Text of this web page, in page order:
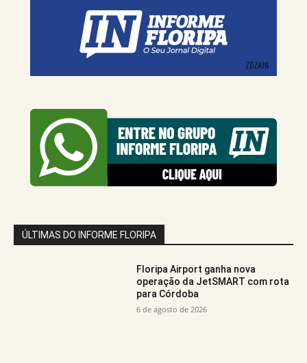
ÚLTIMAS DO INFORME FLORIPA
Floripa Airport ganha nova
operação da JetSMART com rota
para Córdoba
6 de agosto de 2026